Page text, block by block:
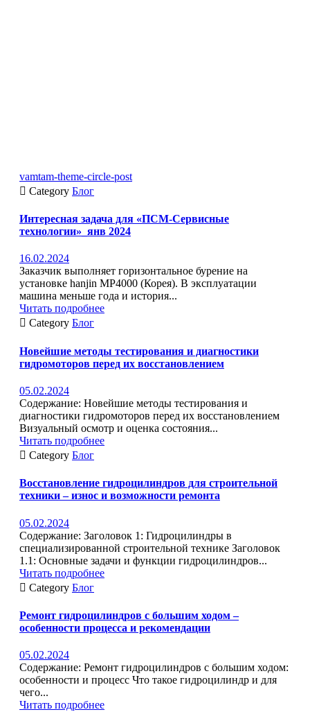
vamtam-theme-circle-post
 Category Блог
Интересная задача для «ПСМ-Сервисные
технологии»_янв 2024
16.02.2024
Заказчик выполняет горизонтальное бурение на
установке hanjin MP4000 (Корея). В эксплуатации
машина меньше года и история...
Читать подробнее
 Category Блог
Новейшие методы тестирования и диагностики
гидромоторов перед их восстановлением
05.02.2024
Содержание: Новейшие методы тестирования и
диагностики гидромоторов перед их восстановлением
Визуальный осмотр и оценка состояния...
Читать подробнее
 Category Блог
Восстановление гидроцилиндров для строительной
техники – износ и возможности ремонта
05.02.2024
Содержание: Заголовок 1: Гидроцилиндры в
специализированной строительной технике Заголовок
1.1: Основные задачи и функции гидроцилиндров...
Читать подробнее
 Category Блог
Ремонт гидроцилиндров с большим ходом –
особенности процесса и рекомендации
05.02.2024
Содержание: Ремонт гидроцилиндров с большим ходом:
особенности и процесс Что такое гидроцилиндр и для
чего...
Читать подробнее